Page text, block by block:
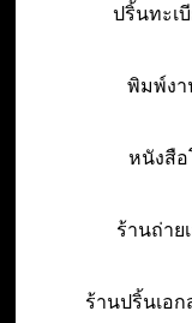
ปริ้นทะเ
พิมพ์ง
หนังสื
ร้านถ่าย
ร้านปริ้นเอ